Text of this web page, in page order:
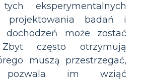
eksperymentalnych
projektowania badań i
dochodzeń może zostać
Zbyt często otrzymują
muszą przestrzegać,
im wziąć